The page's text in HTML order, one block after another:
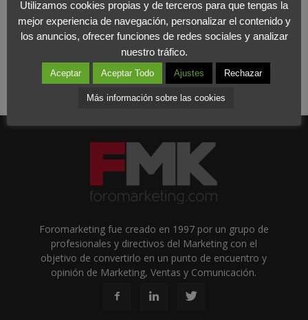
Foromarketing fue creado en 1997 por un grupo de
profesionales y directivos del Marketing con el
objetivo de convertirlo en un punto de encuentro y
opinión de Marketing, Ventas y Comunicación.
Utilizamos cookies propias y de terceros para que tengas la
mejor experiencia de navegación, personalizar el contenido y
los anuncios, ofrecer funciones de redes sociales y analizar
nuestro tráfico.
Aceptar Aceptar Todo Ajustes Rechazar
Más información sobre las cookies